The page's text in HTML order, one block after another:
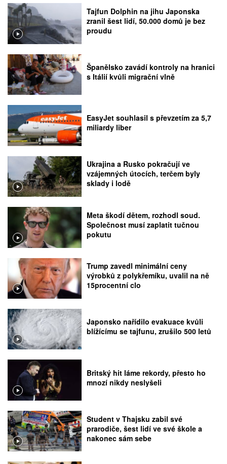
Tajfun Dolphin na jihu Japonska
zranil šest lidí, 50.000 domů je bez
proudu
Španělsko zavádí kontroly na hranici
s Itálií kvůli migrační vlně
EasyJet souhlasil s převzetím za 5,7
miliardy liber
Ukrajina a Rusko pokračují ve
vzájemných útocích, terčem byly
sklady i lodě
Meta škodí dětem, rozhodl soud.
Společnost musí zaplatit tučnou
pokutu
Trump zavedl minimální ceny
výrobků z polykřemíku, uvalil na ně
15procentní clo
Japonsko nařídilo evakuace kvůli
blížícímu se tajfunu, zrušilo 500 letů
Britský hit láme rekordy, přesto ho
mnozí nikdy neslyšeli
Student v Thajsku zabil své
prarodiče, šest lidí ve své škole a
nakonec sám sebe